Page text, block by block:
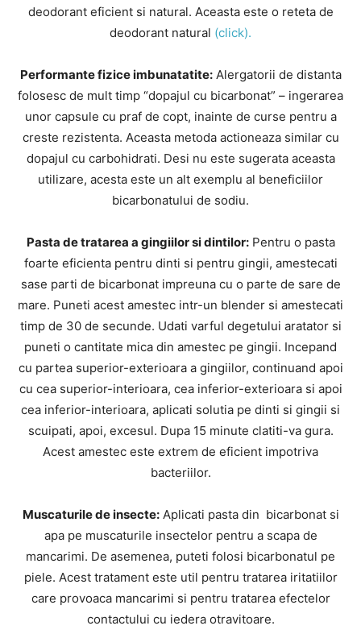
deodorant eficient si natural. Aceasta este o reteta de
deodorant natural (click).
Performante fizice imbunatatite:Alergatorii de distanta
folosesc de mult timp “dopajul cu bicarbonat” – ingerarea
unor capsule cu praf de copt, inainte de curse pentru a
creste rezistenta. Aceasta metoda actioneaza similar cu
dopajul cu carbohidrati. Desi nu este sugerata aceasta
utilizare, acesta este un alt exemplu al beneficiilor
bicarbonatului de sodiu.
Pasta de tratarea a gingiilor si dintilor:Pentru o pasta
foarte eficienta pentru dinti si pentru gingii, amestecati
sase parti de bicarbonat impreuna cu o parte de sare de
mare. Puneti acest amestec intr-un blender si amestecati
timp de 30 de secunde. Udati varful degetului aratator si
puneti o cantitate mica din amestec pe gingii. Incepand
cu partea superior-exterioara a gingiilor, continuand apoi
cu cea superior-interioara, cea inferior-exterioara si apoi
cea inferior-interioara, aplicati solutia pe dinti si gingii si
scuipati, apoi, excesul. Dupa 15 minute clatiti-va gura.
Acest amestec este extrem de eficient impotriva
bacteriilor.
Muscaturile de insecte:Aplicati pasta din bicarbonat si
apa pe muscaturile insectelor pentru a scapa de
mancarimi. De asemenea, puteti folosi bicarbonatul pe
piele. Acest tratament este util pentru tratarea iritatiilor
care provoaca mancarimi si pentru tratarea efectelor
contactului cu iedera otravitoare.